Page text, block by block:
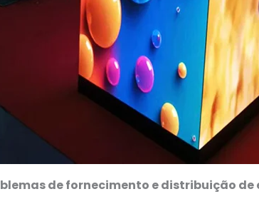
de fornecimento e distribuição de